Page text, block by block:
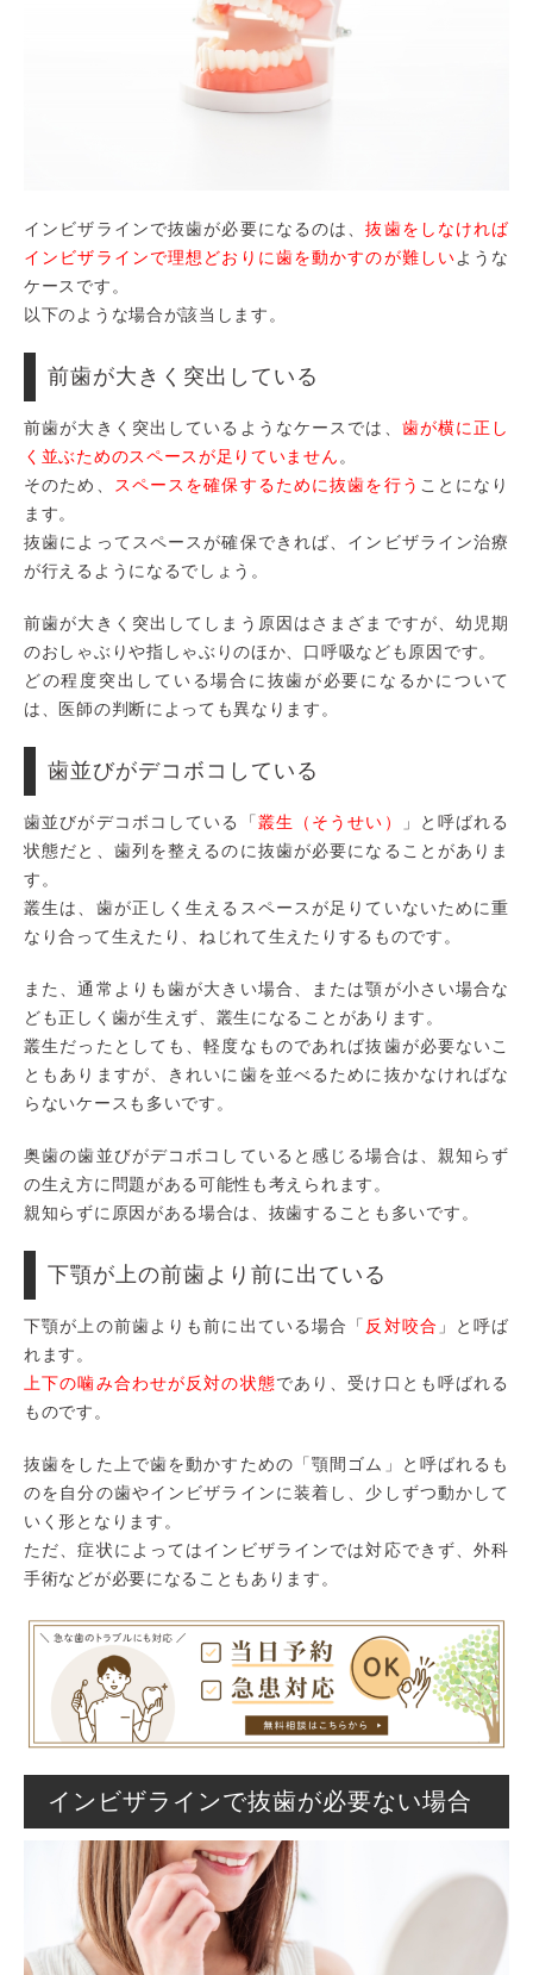
インビザラインで抜歯が必要になるのは、抜歯をしなければ
インビザラインで理想どおりに歯を動かすのが難しいような
ケースです。
以下のような場合が該当します。
前歯が大きく突出している
前歯が大きく突出しているようなケースでは、 歯が横に正し
く並ぶためのスペースが足りていません 。
そのため、
スペースを確保するために抜歯を行う ことになり
ます。
抜歯によってスペースが確保できれば、インビザライン治療
が行えるようになるでしょう。
前歯が大きく突出してしまう原因はさまざまですが、幼児期
のおしゃぶりや指しゃぶりのほか、口呼吸なども原因です。
どの程度突出している場合に抜歯が必要になるかについて
は、医師の判断によっても異なります。
歯並びがデコボコしている
歯並びがデコボコしている「叢生（そうせい）
」と呼ばれる
状態だと、歯列を整えるのに抜歯が必要になることがありま
す。
叢生は、歯が正しく生えるスペースが足りていないために重
なり合って生えたり、ねじれて生えたりするものです。
また、通常よりも歯が大きい場合、または顎が小さい場合な
ども正しく歯が生えず、叢生になることがあります。
叢生だったとしても、軽度なものであれば抜歯が必要ないこ
ともありますが、きれいに歯を並べるために抜かなければな
らないケースも多いです。
奥歯の歯並びがデコボコしていると感じる場合は、親知らず
の生え方に問題がある可能性も考えられます。
親知らずに原因がある場合は、抜歯することも多いです。
下顎が上の前歯より前に出ている
下顎が上の前歯よりも前に出ている場合「 反対咬合 」と呼ば
れます。
上下の噛み合わせが反対の状態であり、受け口とも呼ばれる
ものです。
抜歯をした上で歯を動かすための「顎間ゴム」と呼ばれるも
のを自分の歯やインビザラインに装着し、少しずつ動かして
いく形となります。
ただ、症状によってはインビザラインでは対応できず、外科
手術などが必要になることもあります。
インビザラインで抜歯が必要ない場合